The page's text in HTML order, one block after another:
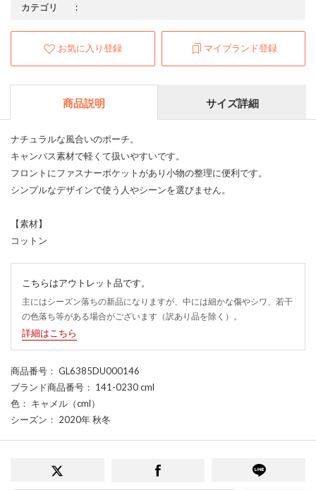
カテゴリ
：
お気に入り登録 マイブランド登録
商品説明 サイズ詳細
ナチュラルな風合いのポーチ。
キャンバス素材で軽くて扱いやすいです。
フロントにファスナーポケットがあり小物の整理に便利です。
シンプルなデザインで使う人やシーンを選びません。
【素材】
コットン
こちらはアウトレット品です。
主にはシーズン落ちの新品になりますが、中には細かな傷やシワ、若干
の色落ち等がある場合がございます（訳あり品を除く）。
詳細はこちら
商品番号 ： GL6385DU000146
ブランド商品番号 ： 141-0230 cml
色 ： キャメル（cml）
シーズン ： 2020年 秋冬